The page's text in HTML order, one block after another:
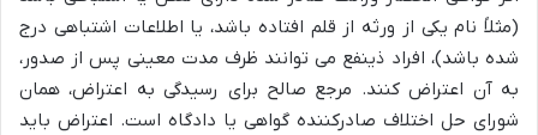
(مثلاً نام یکی از ورثه از قلم افتاده باشد، یا اطلاعات اشتباهی درج
شده باشد)، افراد ذینفع می توانند ظرف مدت معینی پس از صدور،
به آن اعتراض کنند. مرجع صالح برای رسیدگی به اعتراض، همان
شورای حل اختلاف صادرکننده گواهی یا دادگاه است. اعتراض باید